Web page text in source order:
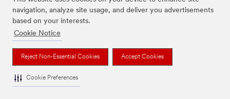
navigation, analyze site usage, and deliver you advertisements
based on your interests.
Cookie Notice
Reject Non-Essential Cookies Accept Cookies
Cookie Preferences